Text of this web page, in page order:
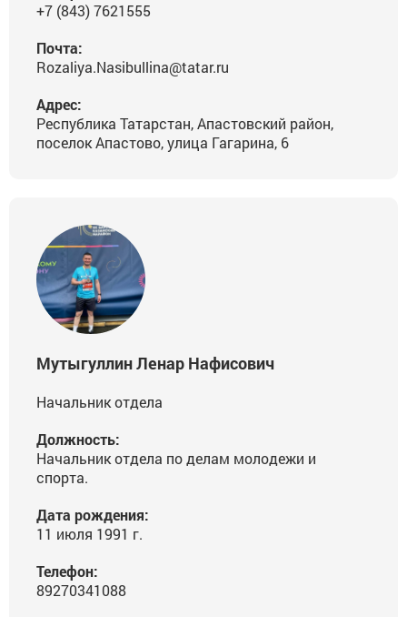
+7 (843) 7621555
Почта:
Rozaliya.Nasibullina@tatar.ru
Адрес:
Республика Татарстан, Апастовский район,
поселок Апастово, улица Гагарина, 6
Мутыгуллин Ленар Нафисович
Начальник отдела
Должность:
Начальник отдела по делам молодежи и
спорта.
Дата рождения:
11 июля 1991 г.
Телефон:
89270341088